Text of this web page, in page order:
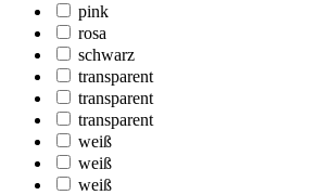
pink
rosa
schwarz
transparent
transparent
transparent
weiß
weiß
weiß